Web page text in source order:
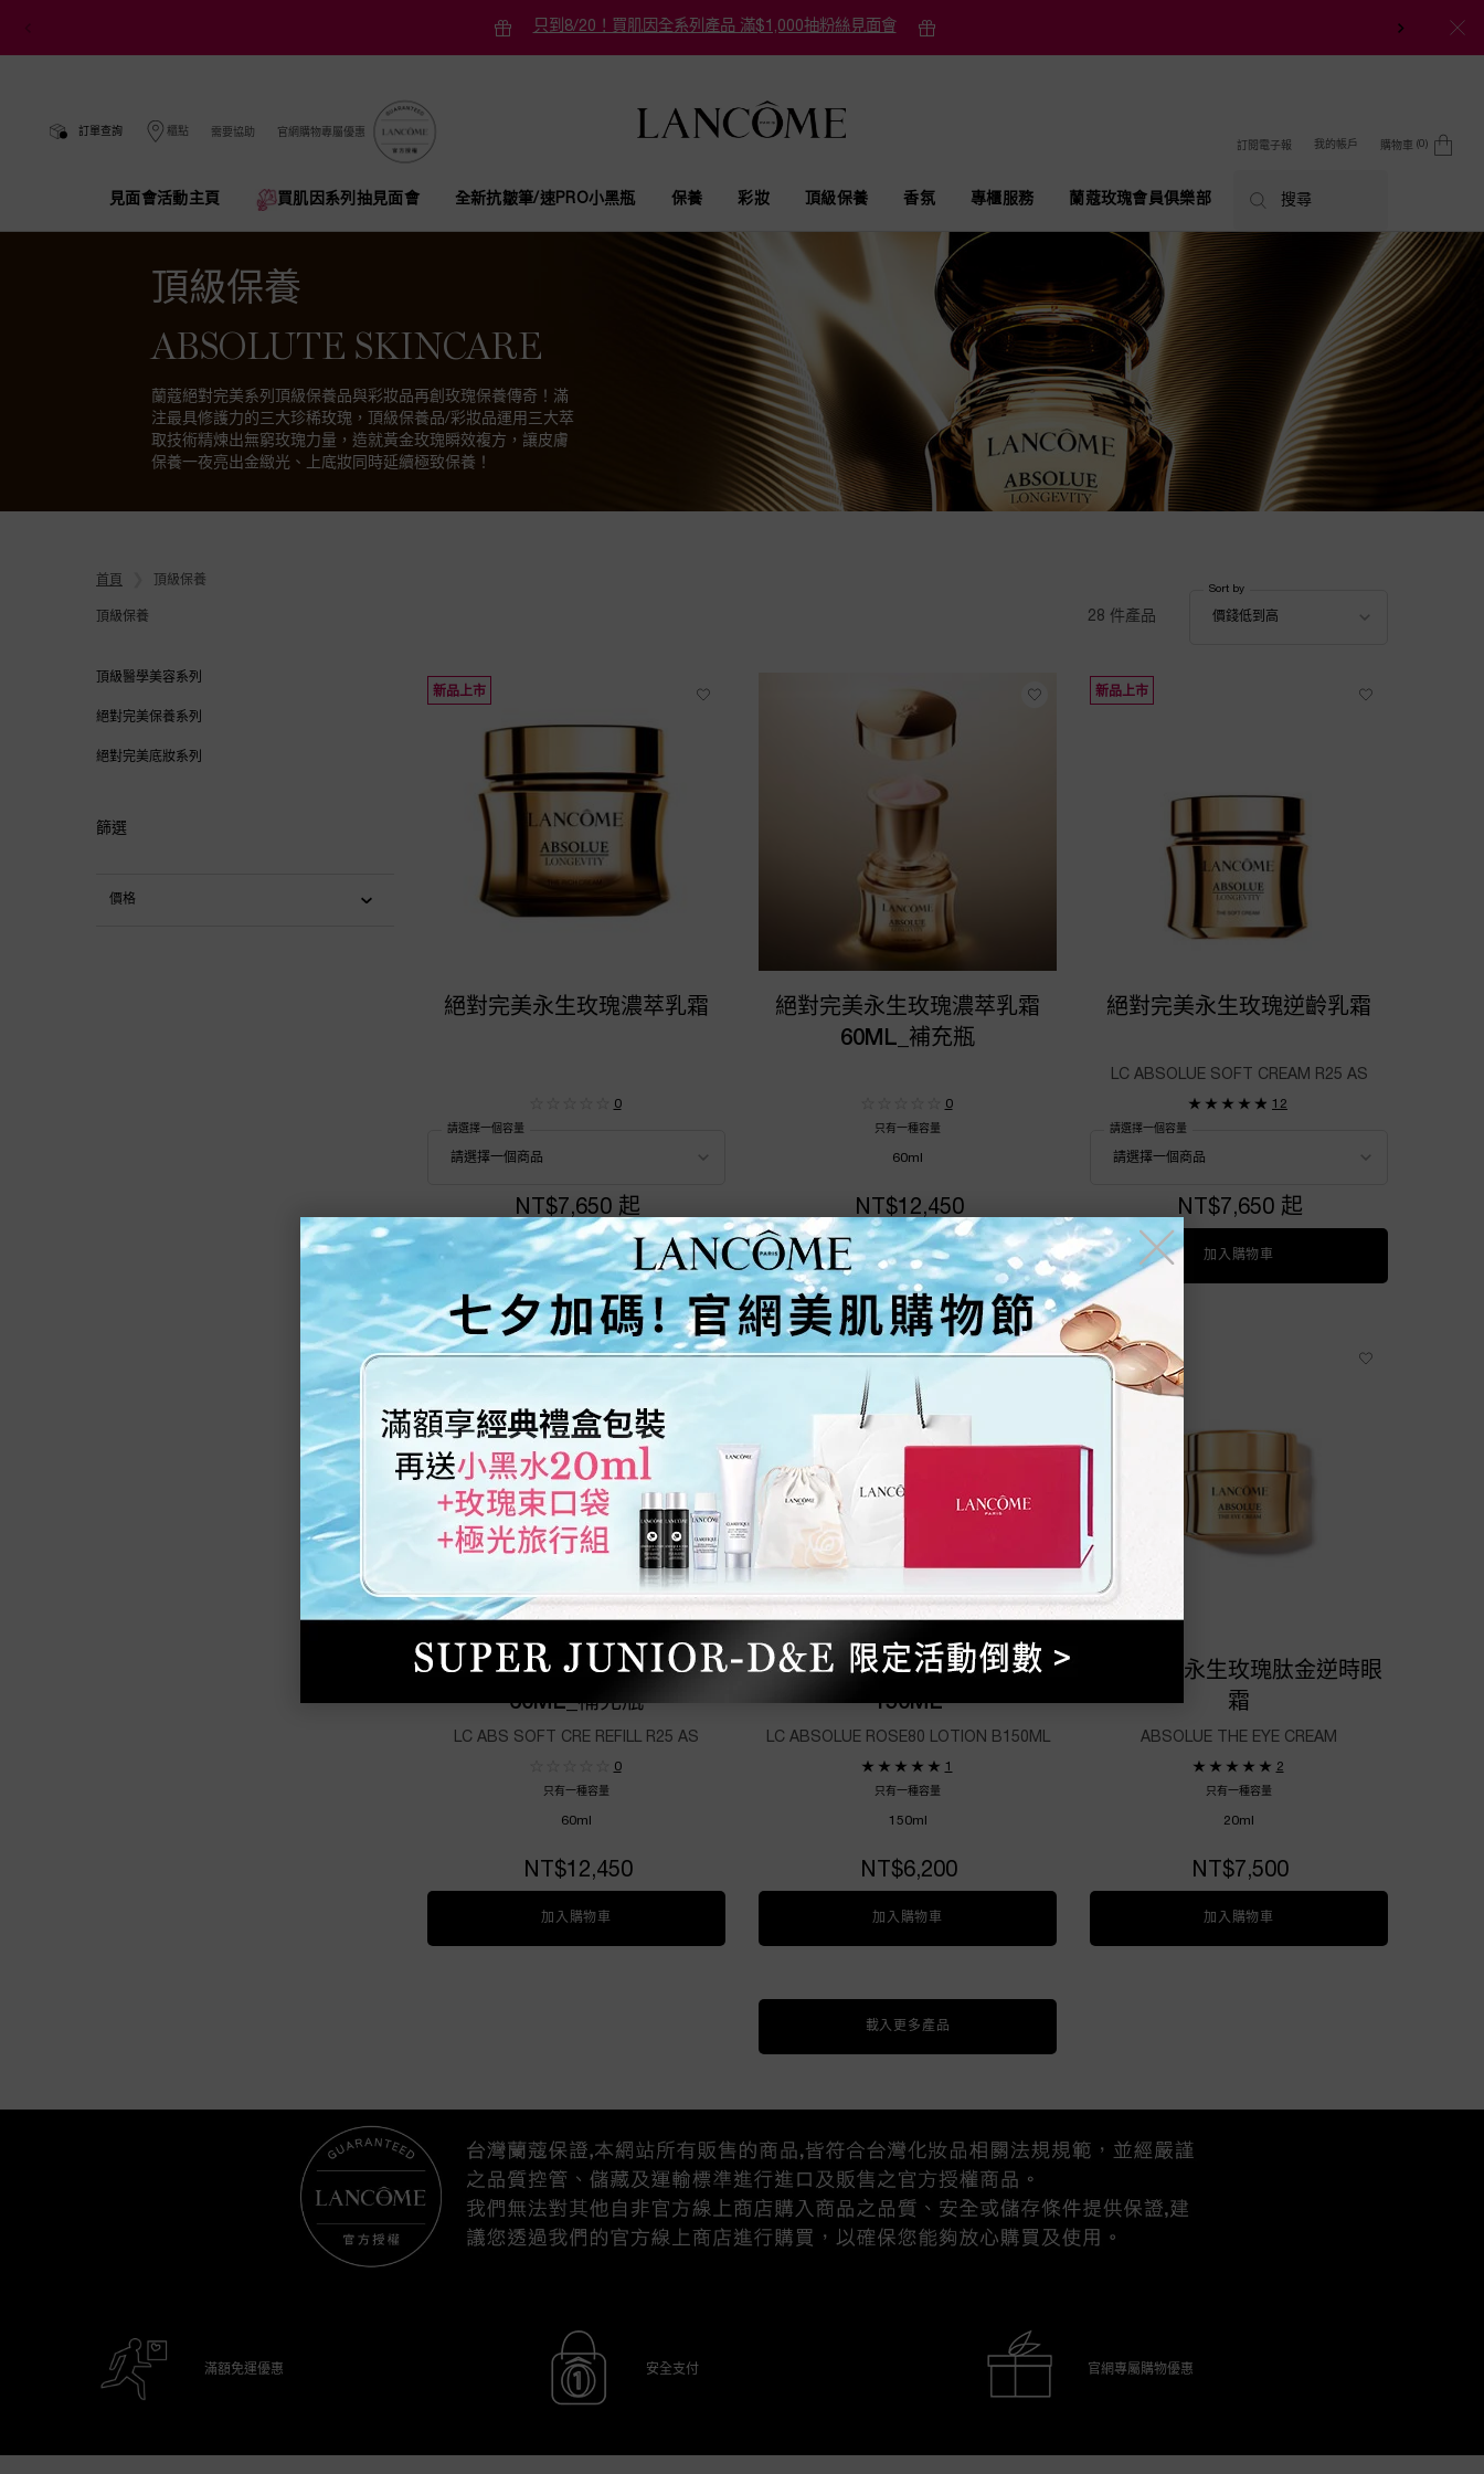
只到8/20！買肌因全系列產品 滿$1,000抽粉絲見面會
訂單查詢 櫃點 需要協助
官網購物專屬優惠
訂閱電子報
我的帳戶 購物車 0
0 product in cart
見面會活動主頁 買肌因系列抽見面會​ 全新抗皺筆/速PRO小黑瓶 保養 彩妝 頂級保養 香氛 專櫃服務 蘭蔻玫瑰會員俱樂部 搜尋
頂級保養
ABSOLUTE SKINCARE
蘭蔻絕對完美系列頂級保養品與彩妝品再創玫瑰保養傳奇！滿
注最具修護力的三大珍稀玫瑰，頂級保養品/彩妝品運用三大萃
取技術精煉出無窮玫瑰力量，造就黃金玫瑰瞬效複方，讓皮膚
保養一夜亮出金緻光、上底妝同時延續極致保養！
首頁 頂級保養
頂級保養 28 件產品
價錢低到高
Sort by
頂級保養
頂級醫學美容系列
絕對完美保養系列
絕對完美底妝系列
篩選
價格
新品上市
絕對完美永生玫瑰濃萃乳霜
0
請選擇一個容量
NT$7,650 起
加入購物車 絕對完美永生玫瑰濃萃乳霜
絕對完美永生玫瑰濃萃乳霜
60ML_補充瓶
0
只有一種容量
60ml
NT$12,450
加入購物車絕對完美永生玫瑰濃萃乳霜60ML_補充瓶
新品上市
絕對完美永生玫瑰逆齡乳霜
LC ABSOLUE SOFT CREAM R25 AS
12
請選擇一個容量
NT$7,650 起
加入購物車
新品上市
絕對完美永生玫瑰逆齡乳霜
60ML_補充瓶
LC ABS SOFT CRE REFILL R25 AS
0
只有一種容量
60ml
NT$12,450
加入購物車
絕對完美永生玫瑰修護精露
150ML
LC ABSOLUE ROSE80 LOTION B150ML
1
只有一種容量
150ml
NT$6,200
加入購物車
絕對完美永生玫瑰肽金逆時眼
霜
ABSOLUE THE EYE CREAM
2
只有一種容量
20ml
NT$7,500
加入購物車
載入更多產品
滿額免運優惠 安全支付 官網專屬購物優惠
╳